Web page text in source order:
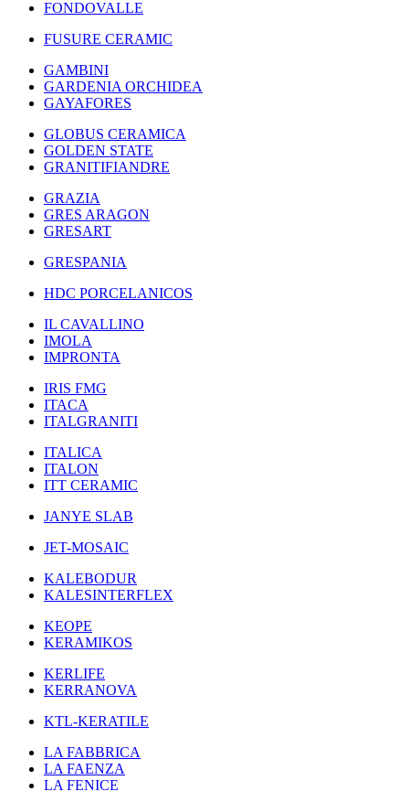
FONDOVALLE
FUSURE CERAMIC
GAMBINI
GARDENIA ORCHIDEA
GAYAFORES
GLOBUS CERAMICA
GOLDEN STATE
GRANITIFIANDRE
GRAZIA
GRES ARAGON
GRESART
GRESPANIA
HDC PORCELANICOS
IL CAVALLINO
IMOLA
IMPRONTA
IRIS FMG
ITACA
ITALGRANITI
ITALICA
ITALON
ITT CERAMIC
JANYE SLAB
JET-MOSAIC
KALEBODUR
KALESINTERFLEX
KEOPE
KERAMIKOS
KERLIFE
KERRANOVA
KTL-KERATILE
LA FABBRICA
LA FAENZA
LA FENICE